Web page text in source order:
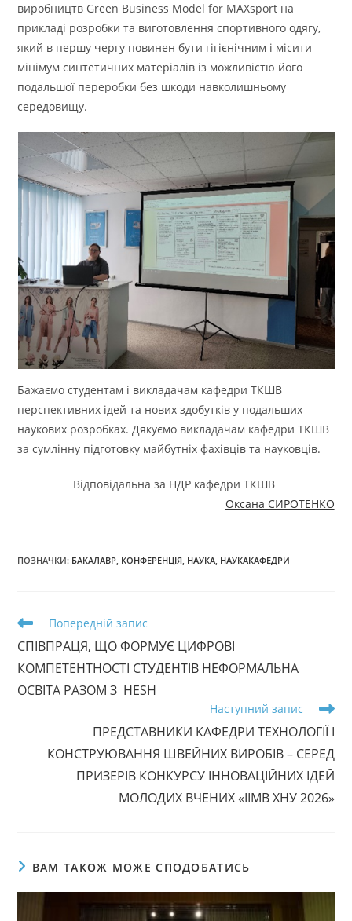
виробництв Green Business Model for MAXsport на
прикладі розробки та виготовлення спортивного одягу,
який в першу чергу повинен бути гігієнічним і місити
мінімум синтетичних матеріалів із можливістю його
подальшої переробки без шкоди навколишньому
середовищу.
Бажаємо студентам і викладачам кафедри ТКШВ
перспективних ідей та нових здобутків у подальших
наукових розробках. Дякуємо викладачам кафедри ТКШВ
за сумлінну підготовку майбутніх фахівців та науковців.
Відповідальна за НДР кафедри ТКШВ
Оксана СИРОТЕНКО
ПОЗНАЧКИ: БАКАЛАВР, КОНФЕРЕНЦІЯ, НАУКА, НАУКАКАФЕДРИ
Прочитати
статей
Попередній запис
СПІВПРАЦЯ, ЩО ФОРМУЄ ЦИФРОВІ
КОМПЕТЕНТНОСТІ СТУДЕНТІВ НЕФОРМАЛЬНА
ОСВІТА РАЗОМ З HESH
Наступний запис
ПРЕДСТАВНИКИ КАФЕДРИ ТЕХНОЛОГІЇ І
КОНСТРУЮВАННЯ ШВЕЙНИХ ВИРОБІВ – СЕРЕД
ПРИЗЕРІВ КОНКУРСУ ІННОВАЦІЙНИХ ІДЕЙ
МОЛОДИХ ВЧЕНИХ «ІІМВ ХНУ 2026»
ВАМ ТАКОЖ МОЖЕ СПОДОБАТИСЬ